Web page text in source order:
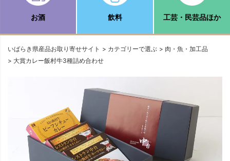
お酒 飲料 工芸・民芸品ほか
いばらき県産品お取り寄せサイト カテゴリーで選ぶ
肉・魚・加工品
大賞カレー飯村牛3種詰め合わせ